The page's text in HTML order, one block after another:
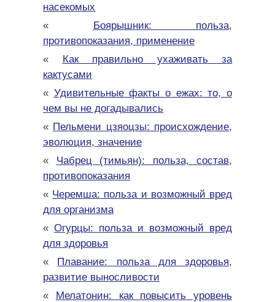
насекомых
« Боярышник: польза,
противопоказания, применение
« Как правильно ухаживать за
кактусами
« Удивительные факты о ежах: то, о
чем вы не догадывались
« Пельмени цзяоцзы: происхождение,
эволюция, значение
« Чабрец (тимьян): польза, состав,
противопоказания
« Черемша: польза и возможный вред
для организма
« Огурцы: польза и возможный вред
для здоровья
« Плавание: польза для здоровья,
развитие выносливости
« Мелатонин: как повысить уровень